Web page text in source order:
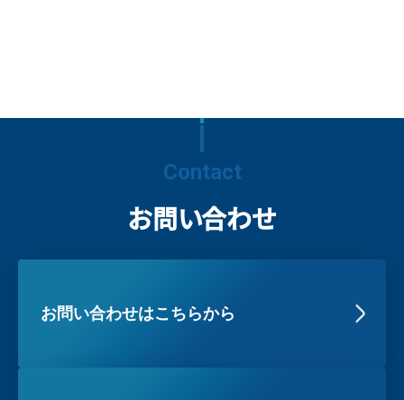
Contact
お問い合わせ
お問い合わせはこちらから